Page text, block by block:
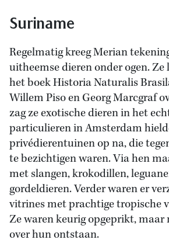
Suriname
Regelmatig kreeg Merian
uitheemse dieren onder ogen.
het boek Historia Naturalis
Willem Piso en Georg Marcgraf
zag ze exotische dieren in het
particulieren in Amsterdam
privédierentuinen op na, die
te bezichtigen waren. Via hen
met slangen, krokodillen,
gordeldieren. Verder waren er
vitrines met prachtige tropische
Ze waren keurig opgeprikt,
over hun ontstaan.